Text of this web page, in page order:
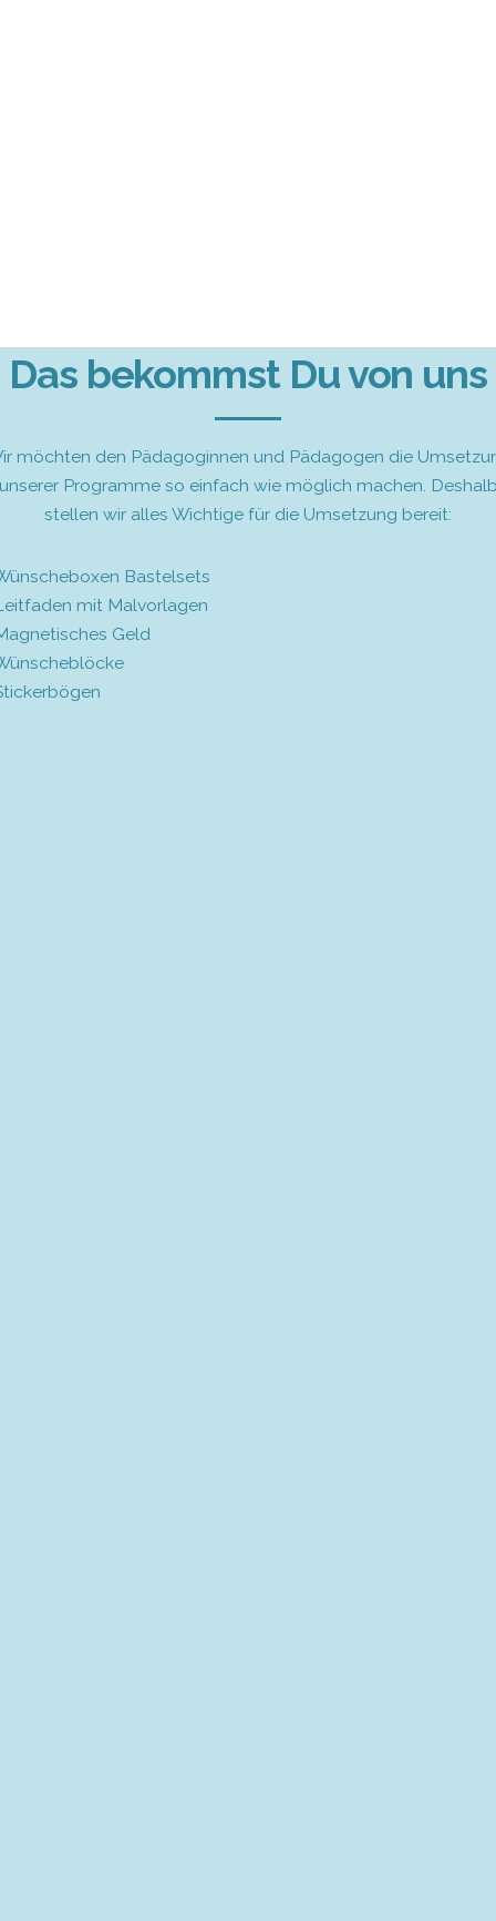
Das bekommst Du von uns
möchten den Pädagoginnen und Pädagogen die
Programme so einfach wie möglich machen.
stellen wir alles Wichtige für die Umsetzung bereit:
Bastelsets
mit Malvorlagen
Geld